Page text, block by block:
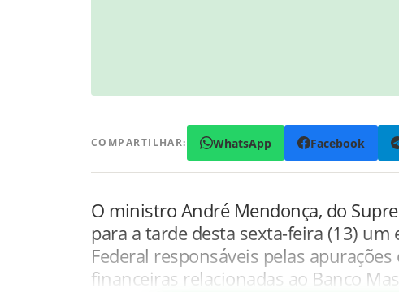
COMPARTILHAR: WhatsApp Facebook
O ministro André Mendonça, do
para a tarde desta sexta-feira (13)
Federal responsáveis pelas
financeiras relacionadas ao Banco